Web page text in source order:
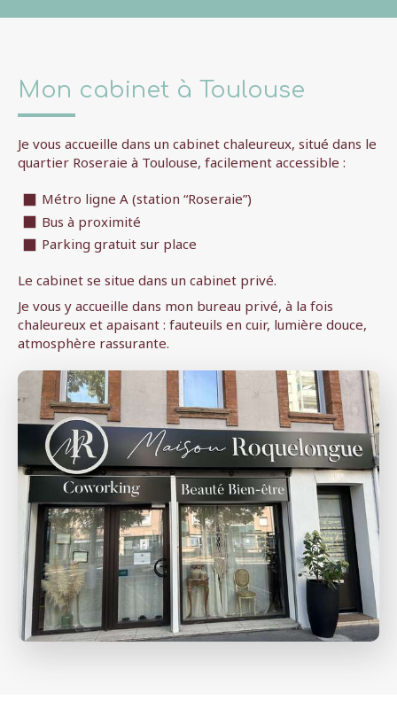
Mon cabinet à Toulouse
Je vous accueille dans un cabinet chaleureux, situé dans le
quartier Roseraie à Toulouse, facilement accessible :
Métro ligne A (station “Roseraie”)
Bus à proximité
Parking gratuit sur place
Le cabinet se situe dans un cabinet privé.
Je vous y accueille dans mon bureau privé, à la fois
chaleureux et apaisant : fauteuils en cuir, lumière douce,
atmosphère rassurante.